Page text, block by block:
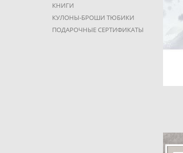
КНИГИ
КУЛОНЫ-БРОШИ ТЮБИКИ
ПОДАРОЧНЫЕ СЕРТИФИКАТЫ